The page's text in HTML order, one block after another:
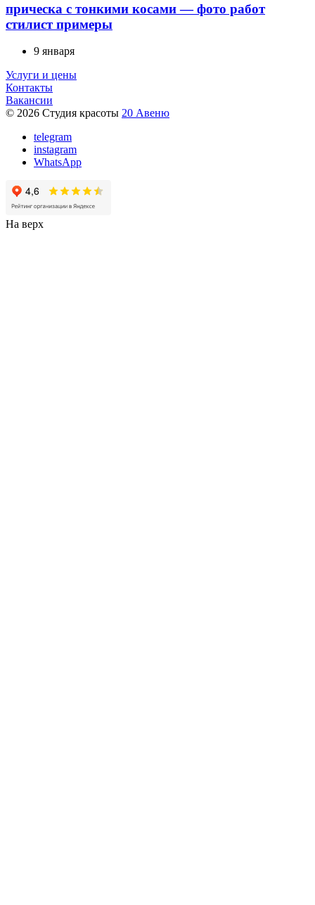
прическа с тонкими косами — фото работ
стилист примеры
9 января
Услуги и цены
Контакты
Вакансии
© 2026 Студия красоты 20 Авеню
telegram
instagram
WhatsApp
На верх